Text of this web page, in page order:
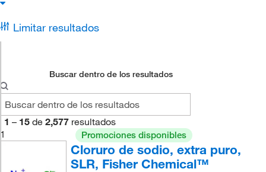
Limitar resultados
Buscar dentro de los resultados
1 – 15 de 2,577 resultados
1
Promociones disponibles
Cloruro de sodio, extra puro,
SLR, Fisher Chemical™